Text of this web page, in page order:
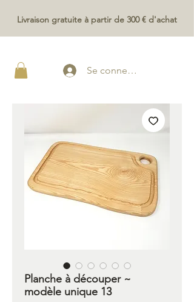
Livraison gratuite à partir de 300 € d'achat
Se connecter
Planche à découper ~
modèle unique 13